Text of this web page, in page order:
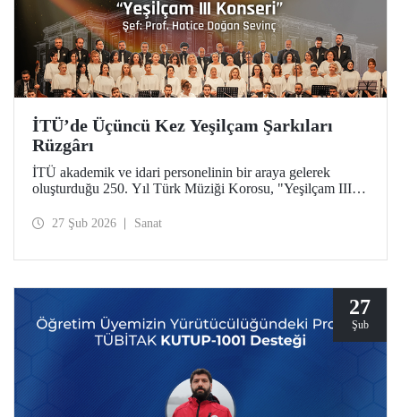
İTÜ’de Üçüncü Kez Yeşilçam Şarkıları
Rüzgârı
İTÜ akademik ve idari personelinin bir araya gelerek
oluşturduğu 250. Yıl Türk Müziği Korosu, "Yeşilçam III"
Yerleşkemize taşıdı.
27 Şub 2026 Sanat
27
Şub